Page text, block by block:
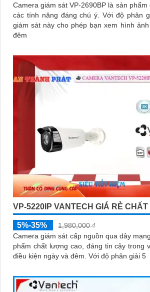
Camera giám sát VP-2690BP là sản
các tính năng đáng chú ý. Với độ phân giải 2.0MP, camera
giám sát này cho phép bạn xem hình
đêm
VP-5220IP VANTECH GIÁ RẺ
5%-35%
1,980,000 ₫
Camera giám sát cấp nguồn qua dây
phẩm chất lượng cao, đáng tin cậy trong
điều kiện ngày và đêm. Với độ phân giải 5